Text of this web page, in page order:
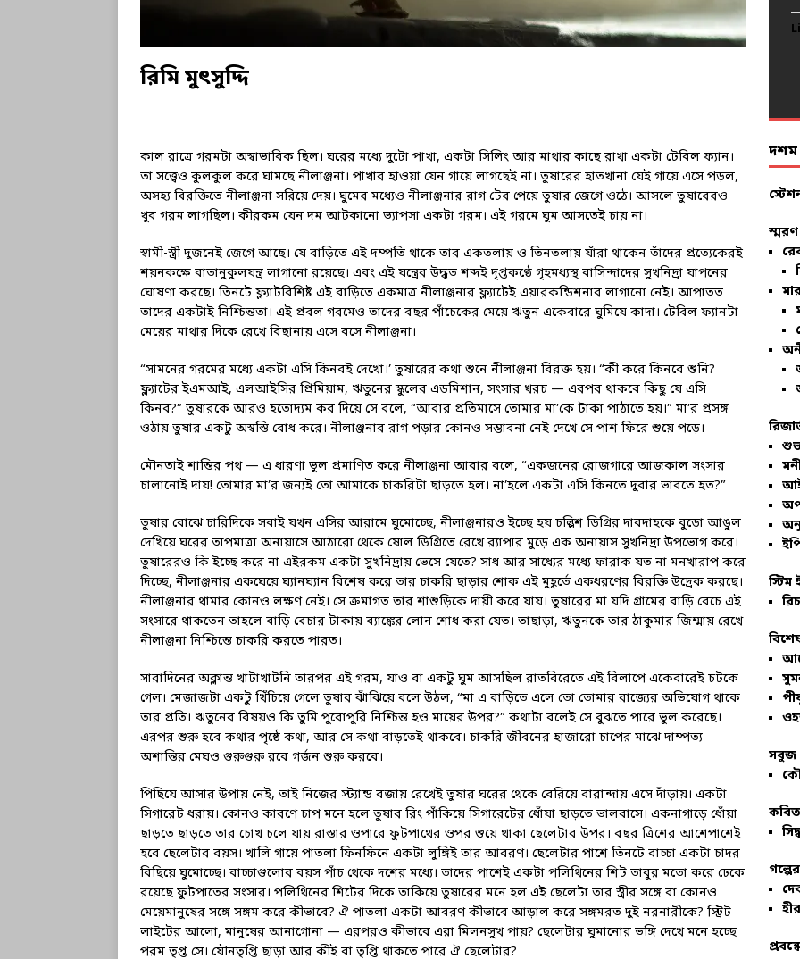
রিমি মুৎসুদ্দি
কাল রাত্রে গরমটা অস্বাভাবিক ছিল। ঘরের মধ্যে দুটো পাখা, একটা সিলিং আর মাথার কাছে রাখা একটা টেবিল ফ্যান।
তা সত্ত্বেও কুলকুল করে ঘামছে নীলাঞ্জনা। পাখার হাওয়া যেন গায়ে লাগছেই না। তুষারের হাতখানা যেই গায়ে এসে পড়ল,
অসহ্য বিরক্তিতে নীলাঞ্জনা সরিয়ে দেয়। ঘুমের মধ্যেও নীলাঞ্জনার রাগ টের পেয়ে তুষার জেগে ওঠে। আসলে তুষারেরও
খুব গরম লাগছিল। কীরকম যেন দম আটকানো ভ্যাপসা একটা গরম। এই গরমে ঘুম আসতেই চায় না।
স্বামী-স্ত্রী দুজনেই জেগে আছে। যে বাড়িতে এই দম্পতি থাকে তার একতলায় ও তিনতলায় যাঁরা থাকেন তাঁদের প্রত্যেকেরই
শয়নকক্ষে বাতানুকুলযন্ত্র লাগানো রয়েছে। এবং এই যন্ত্রের উদ্ধত শব্দই দৃপ্তকণ্ঠে গৃহমধ্যস্থ বাসিন্দাদের সুখনিদ্রা যাপনের
ঘোষণা করছে। তিনটে ফ্ল্যাটবিশিষ্ট এই বাড়িতে একমাত্র নীলাঞ্জনার ফ্ল্যাটেই এয়ারকন্ডিশনার লাগানো নেই। আপাতত
তাদের একটাই নিশ্চিন্ততা। এই প্রবল গরমেও তাদের বছর পাঁচেকের মেয়ে ঋতুন একেবারে ঘুমিয়ে কাদা। টেবিল ফ্যানটা
মেয়ের মাথার দিকে রেখে বিছানায় এসে বসে নীলাঞ্জনা।
“সামনের গরমের মধ্যে একটা এসি কিনবই দেখো।’ তুষারের কথা শুনে নীলাঞ্জনা বিরক্ত হয়। “কী করে কিনবে শুনি?
ফ্ল্যাটের ইএমআই, এলআইসির প্রিমিয়াম, ঋতুনের স্কুলের এডমিশান, সংসার খরচ — এরপর থাকবে কিছু যে এসি
কিনব?” তুষারকে আরও হতোদ্যম কর দিয়ে সে বলে, “আবার প্রতিমাসে তোমার মা’কে টাকা পাঠাতে হয়।” মা’র প্রসঙ্গ
ওঠায় তুষার একটু অস্বস্তি বোধ করে। নীলাঞ্জনার রাগ পড়ার কোনও সম্ভাবনা নেই দেখে সে পাশ ফিরে শুয়ে পড়ে।
মৌনতাই শান্তির পথ — এ ধারণা ভুল প্রমাণিত করে নীলাঞ্জনা আবার বলে, “একজনের রোজগারে আজকাল সংসার
চালানোই দায়! তোমার মা’র জন্যই তো আমাকে চাকরিটা ছাড়তে হল। না’হলে একটা এসি কিনতে দুবার ভাবতে হত?”
তুষার বোঝে চারিদিকে সবাই যখন এসির আরামে ঘুমোচ্ছে, নীলাঞ্জনারও ইচ্ছে হয় চল্লিশ ডিগ্রির দাবদাহকে বুড়ো আঙুল
দেখিয়ে ঘরের তাপমাত্রা অনায়াসে আঠারো থেকে ষোল ডিগ্রিতে রেখে র‍্যাপার মুড়ে এক অনায়াস সুখনিদ্রা উপভোগ করে।
তুষারেরও কি ইচ্ছে করে না এইরকম একটা সুখনিদ্রায় ভেসে যেতে? সাধ আর সাধ্যের মধ্যে ফারাক যত না মনখারাপ করে
দিচ্ছে, নীলাঞ্জনার একঘেয়ে ঘ্যানঘ্যান বিশেষ করে তার চাকরি ছাড়ার শোক এই মুহূর্তে একধরণের বিরক্তি উদ্রেক করছে।
নীলাঞ্জনার থামার কোনও লক্ষণ নেই। সে ক্রমাগত তার শাশুড়িকে দায়ী করে যায়। তুষারের মা যদি গ্রামের বাড়ি বেচে এই
সংসারে থাকতেন তাহলে বাড়ি বেচার টাকায় ব্যাঙ্কের লোন শোধ করা যেত। তাছাড়া, ঋতুনকে তার ঠাকুমার জিম্মায় রেখে
নীলাঞ্জনা নিশ্চিন্তে চাকরি করতে পারত।
সারাদিনের অক্লান্ত খাটাখাটনি তারপর এই গরম, যাও বা একটু ঘুম আসছিল রাতবিরেতে এই বিলাপে একেবারেই চটকে
গেল। মেজাজটা একটু খিঁচিয়ে গেলে তুষার ঝাঁঝিয়ে বলে উঠল, “মা এ বাড়িতে এলে তো তোমার রাজ্যের অভিযোগ থাকে
তার প্রতি। ঋতুনের বিষয়ও কি তুমি পুরোপুরি নিশ্চিন্ত হও মায়ের উপর?” কথাটা বলেই সে বুঝতে পারে ভুল করেছে।
এরপর শুরু হবে কথার পৃষ্ঠে কথা, আর সে কথা বাড়তেই থাকবে। চাকরি জীবনের হাজারো চাপের মাঝে দাম্পত্য
অশান্তির মেঘও গুরুগুরু রবে গর্জন শুরু করবে।
পিছিয়ে আসার উপায় নেই, তাই নিজের স্ট্যান্ড বজায় রেখেই তুষার ঘরের থেকে বেরিয়ে বারান্দায় এসে দাঁড়ায়। একটা
সিগারেট ধরায়। কোনও কারণে চাপ মনে হলে তুষার রিং পাঁকিয়ে সিগারেটের ধোঁয়া ছাড়তে ভালবাসে। একনাগাড়ে ধোঁয়া
ছাড়তে ছাড়তে তার চোখ চলে যায় রাস্তার ওপারে ফুটপাথের ওপর শুয়ে থাকা ছেলেটার উপর। বছর ত্রিশের আশেপাশেই
হবে ছেলেটার বয়স। খালি গায়ে পাতলা ফিনফিনে একটা লুঙ্গিই তার আবরণ। ছেলেটার পাশে তিনটে বাচ্চা একটা চাদর
বিছিয়ে ঘুমোচ্ছে। বাচ্চাগুলোর বয়স পাঁচ থেকে দশের মধ্যে। তাদের পাশেই একটা পলিথিনের শিট তাবুর মতো করে ঢেকে
রয়েছে ফুটপাতের সংসার। পলিথিনের শিটের দিকে তাকিয়ে তুষারের মনে হল এই ছেলেটা তার স্ত্রীর সঙ্গে বা কোনও
মেয়েমানুষের সঙ্গে সঙ্গম করে কীভাবে? ঐ পাতলা একটা আবরণ কীভাবে আড়াল করে সঙ্গমরত দুই নরনারীকে? স্ট্রিট
লাইটের আলো, মানুষের আনাগোনা — এরপরও কীভাবে এরা মিলনসুখ পায়? ছেলেটার ঘুমানোর ভঙ্গি দেখে মনে হচ্ছে
পরম তৃপ্ত সে। যৌনতৃপ্তি ছাড়া আর কীই বা তৃপ্তি থাকতে পারে ঐ ছেলেটার?
দশম
স্মরণ
স্টিম
সবুজ